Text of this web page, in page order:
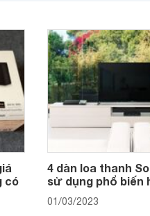
sở
loa soundbar bình
tốt nhất hiện nay?
có
4 dàn loa thanh
sử dụng phổ biến
01/03/2023